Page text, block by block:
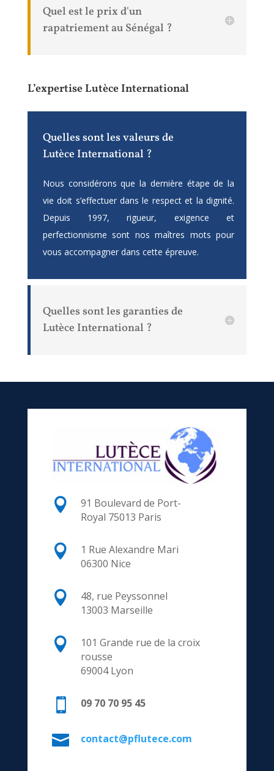
Quel est le prix d'un
rapatriement au Sénégal ?
L’expertise Lutèce International
Quelles sont les valeurs de
Lutèce International ?
Nous considérons que la dernière étape de la
vie doit s’effectuer dans le respect et la dignité.
Depuis 1997, rigueur, exigence et
perfectionnisme sont nos maîtres mots pour
vous accompagner dans cette épreuve.
Quelles sont les garanties de
Lutèce International ?

91 Boulevard de Port-
Royal 75013 Paris

1 Rue Alexandre Mari
06300 Nice

48, rue Peyssonnel
13003 Marseille

101 Grande rue de la croix
rousse
69004 Lyon
 09 70 70 95 45
 contact@pflutece.com